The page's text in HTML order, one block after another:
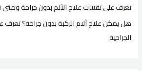
تعرف على تقنيات علاج الألم بدون جراحة ومتى
هل يمكن علاج آلام الركبة بدون جراحة؟ تعرف
الجراحية